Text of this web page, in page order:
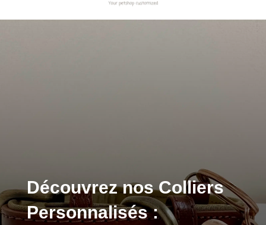
Découvrez nos Colliers
Personnalisés :